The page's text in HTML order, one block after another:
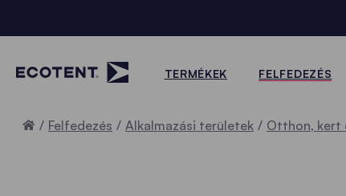
TERMÉKEK FELFEDEZÉS
Home
Felfedezés Alkalmazási területek Otthon, kert